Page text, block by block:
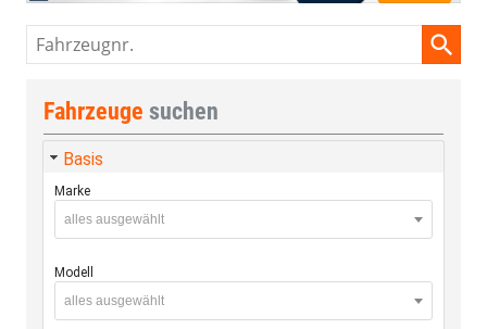
Fahrzeugnr.
Fahrzeuge suchen
Basis
Marke
alles ausgewählt
Modell
alles ausgewählt